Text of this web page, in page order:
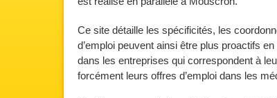
Ce site détaille les spécificités, les
d’emploi peuvent ainsi être plus proactifs
dans les entreprises qui correspondent à
forcément leurs offres d’emploi dans les